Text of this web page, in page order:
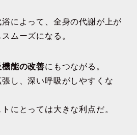
によって、全身の代謝が上が
ムーズになる。
機能の改善にもつながる。
し、深い呼吸がしやすくな
にとっては大きな利点だ。